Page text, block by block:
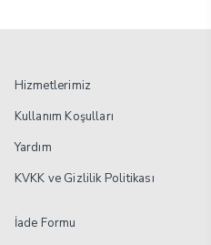
Hizmetlerimiz
Kullanım Koşulları
Yardım
KVKK ve Gizlilik Politikası
İade Formu